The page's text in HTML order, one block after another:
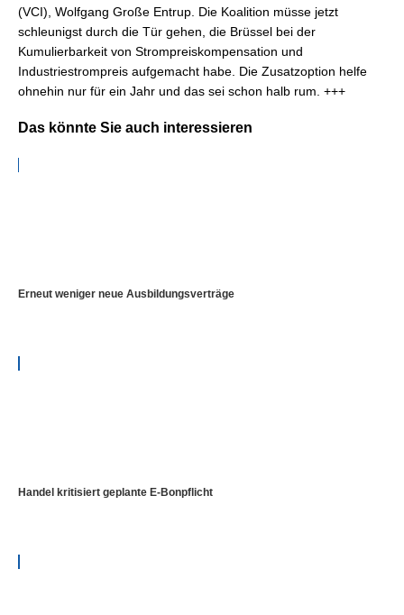
(VCI), Wolfgang Große Entrup. Die Koalition müsse jetzt
schleunigst durch die Tür gehen, die Brüssel bei der
Kumulierbarkeit von Strompreiskompensation und
Industriestrompreis aufgemacht habe. Die Zusatzoption helfe
ohnehin nur für ein Jahr und das sei schon halb rum. +++
Das könnte Sie auch interessieren
Erneut weniger neue Ausbildungsverträge
Handel kritisiert geplante E-Bonpflicht